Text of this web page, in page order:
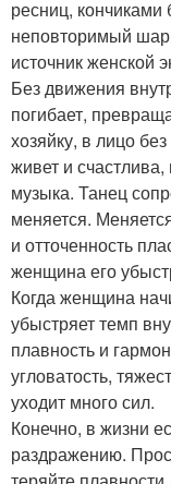
ресниц,
неповторимый
источник женской
Без движения
погибает,
хозяйку, в лицо
живет и
музыка. Танец
меняется.
и отточенность
женщина его
Когда женщина
убыстряет темп
плавность и
угловатость,
уходит много сил.
Конечно, в жизни
раздражению.